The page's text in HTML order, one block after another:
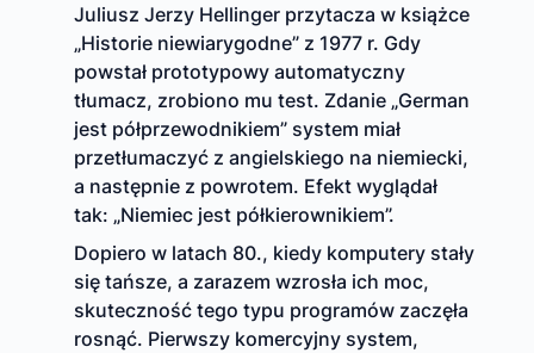
Juliusz Jerzy Hellinger przytacza w książce
„Historie niewiarygodne” z 1977 r. Gdy
powstał prototypowy automatyczny
tłumacz, zrobiono mu test. Zdanie „German
jest półprzewodnikiem” system miał
przetłumaczyć z angielskiego na niemiecki,
a następnie z powrotem. Efekt wyglądał
tak: „Niemiec jest półkierownikiem”.
Dopiero w latach 80., kiedy komputery stały
się tańsze, a zarazem wzrosła ich moc,
skuteczność tego typu programów zaczęła
rosnąć. Pierwszy komercyjny system,